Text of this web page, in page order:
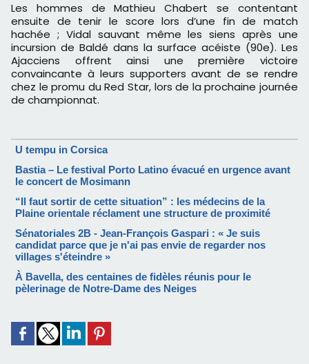
Les hommes de Mathieu Chabert se contentant
ensuite de tenir le score lors d’une fin de match
hachée ; Vidal sauvant même les siens après une
incursion de Baldé dans la surface acéiste (90e). Les
Ajacciens offrent ainsi une première victoire
convaincante à leurs supporters avant de se rendre
chez le promu du Red Star, lors de la prochaine journée
de championnat.
U tempu in Corsica
Bastia – Le festival Porto Latino évacué en urgence avant
le concert de Mosimann
“Il faut sortir de cette situation” : les médecins de la
Plaine orientale réclament une structure de proximité
Sénatoriales 2B - Jean-François Gaspari : « Je suis
candidat parce que je n'ai pas envie de regarder nos
villages s'éteindre »
À Bavella, des centaines de fidèles réunis pour le
pèlerinage de Notre-Dame des Neiges